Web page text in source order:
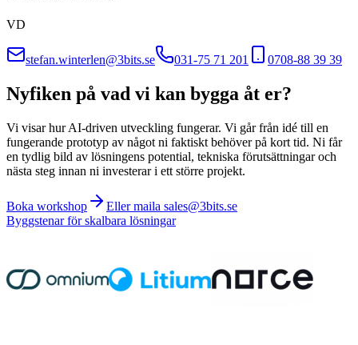
VD
stefan.winterlen@3bits.se 031-75 71 201 0708-88 39 39
Nyfiken på vad vi kan bygga åt er?
Vi visar hur AI-driven utveckling fungerar. Vi går från idé till en
fungerande prototyp av något ni faktiskt behöver på kort tid. Ni får
en tydlig bild av lösningens potential, tekniska förutsättningar och
nästa steg innan ni investerar i ett större projekt.
Boka workshop
Eller maila sales@3bits.se
Byggstenar för skalbara lösningar